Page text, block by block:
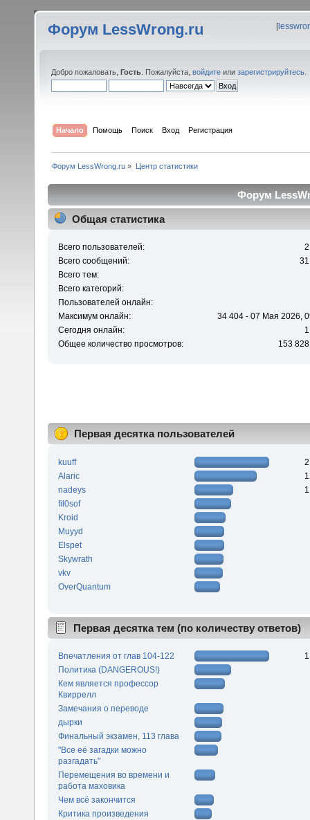
Форум LessWrong.ru [
Добро пожаловать, Гость . Пожалуйста, войдите или зарегистрируйтесь
Начало Помощь Поиск Вход Регистрация
Форум LessWrong.ru » Центр статистики
Форум
Общая статистика
Всего пользователей:
Всего сообщений:
Всего тем:
Всего категорий:
Пользователей онлайн:
Максимум онлайн:
34 404 - 07 Мая 2026,
Сегодня онлайн:
Общее количество просмотров:
153
Первая десятка пользователей
kuuff
Alaric
nadeys
fil0sof
Kroid
Muyyd
Elspet
Skywrath
vkv
OverQuantum
Первая десятка тем (по количеству ответов)
Впечатления от глав 104-122
Политика (DANGEROUS!)
Кем является профессор
Квиррелл
Замечания о переводе
дырки
Финальный экзамен, 113 глава
"Все её загадки можно
разгадать"
Перемещения во времени и
работа маховика
Чем всё закончится
Критика произведения